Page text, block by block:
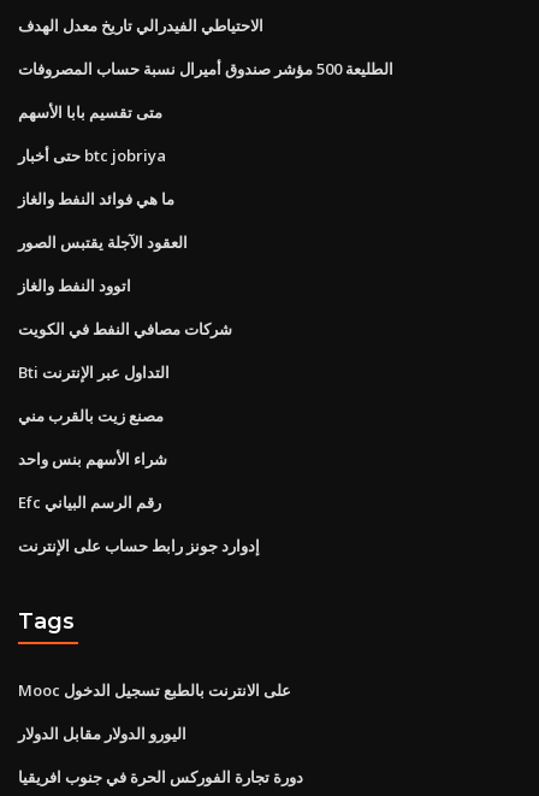
الاحتياطي الفيدرالي تاريخ معدل الهدف
الطليعة 500 مؤشر صندوق أميرال نسبة حساب المصروفات
متى تقسيم بابا الأسهم
حتى أخبار btc jobriya
ما هي فوائد النفط والغاز
العقود الآجلة يقتبس الصور
اتوود النفط والغاز
شركات مصافي النفط في الكويت
Bti التداول عبر الإنترنت
مصنع زيت بالقرب مني
شراء الأسهم بنس واحد
Efc رقم الرسم البياني
إدوارد جونز رابط حساب على الإنترنت
Tags
Mooc على الانترنت بالطبع تسجيل الدخول
اليورو الدولار مقابل الدولار
دورة تجارة الفوركس الحرة في جنوب افريقيا